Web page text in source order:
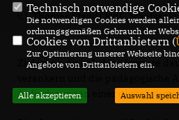
v.l. Thomas Staudt MdL,
Ziel ist es, digitale Lernformate
Anforderungen einer
Technisch notwendige
Die notwendigen Cookies werden
ordnungsgemäßen Gebrauch der
Cookies von Drittanbietern (
Zur Optimierung unserer Webseite
Angebote von Drittanbietern ein.
Alle akzeptieren Auswahl